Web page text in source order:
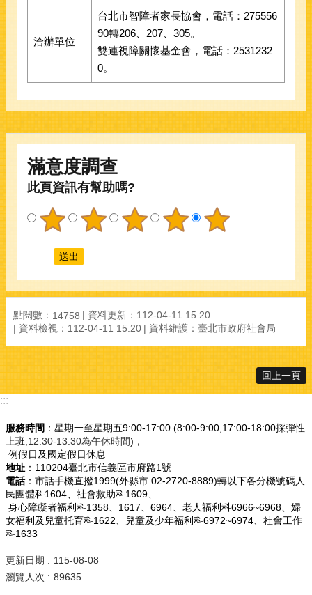
洽辦單位
台北市智障者家長協會，電話：275556
90轉206、207、305。
雙連視障關懷基金會，電話：2531232
0。
滿意度調查
此頁資訊有幫助嗎?
點閱數： 14758 資料更新： 112-04-11 15:20
資料檢視： 112-04-11 15:20 資料維護： 臺北市政府社會局
回上一頁
:::
服務時間 ：星期一至星期五9:00-17:00 (8:00-9:00,17:00-18:00採彈性
上班 ,12:30-13:30為午休時間)，
例假日及國定假日休息
地址 ：110204臺北市信義區市府路1號
電話：市話手機直撥1999(外縣市 02-2720-8889)轉以下各分機號碼人
民團體科1604、社會救助科1609、
身心障礙者福利科1358、1617、6964、老人福利科6966~6968、婦
女福利及兒童托育科1622、兒童及少年福利科6972~6974、社會工作
科1633
更新日期
115-08-08
瀏覽人次
89635